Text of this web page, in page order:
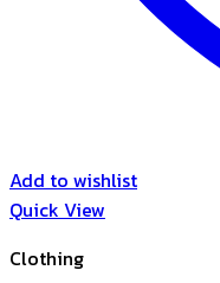
Add to wishlist
Quick View
Clothing